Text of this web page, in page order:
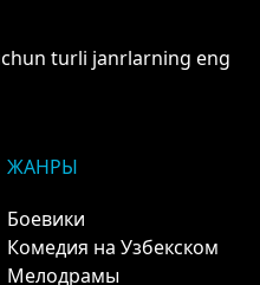
turli janrlarning eng
ЖАНРЫ
Боевики
Комедия на Узбекском
Мелодрамы